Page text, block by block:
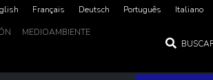
Français Deutsch Português Italiano
MEDIOAMBIENTE